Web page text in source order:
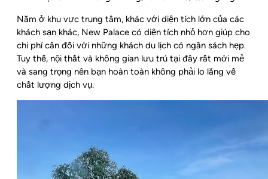
Nằm ở khu vực trung tâm, khác với diện tích lớn của các
khách sạn khác, New Palace có diện tích nhỏ hơn giúp cho
chi phí cân đối với những khách du lịch có ngân sách hẹp.
Tuy thế, nội thất và không gian lưu trú tại đây rất mới mẻ
và sang trọng nên bạn hoàn toàn không phải lo lắng về
chất lượng dịch vụ.